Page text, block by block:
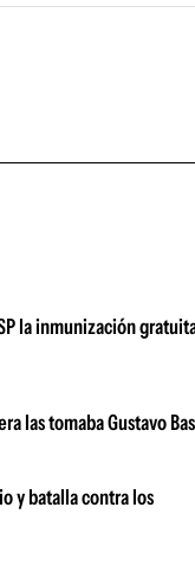
la inmunización
las tomaba Gustavo
y batalla contra los